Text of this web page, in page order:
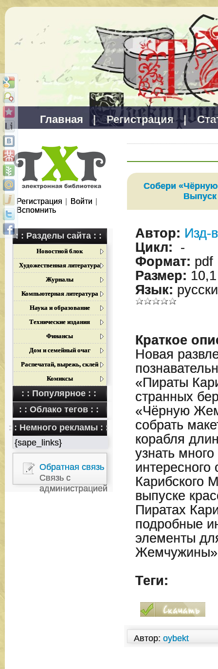
Главная | Регистрация |
Регистрация Войти
Вспомнить
: : Разделы сайта : :
Новостной блок
Художественная литература
Журналы
Компьютерная литература
Наука и образование
Технические издания
Финансы
Дом и семейный очаг
Распечатай, вырежь, склей
Комиксы
: : Популярное : :
: : Облако тегов : :
: : Немного рекламы : :
{sape_links}
Обратная связь
Связь с
администрацией
Собери
Автор: Изд-
Цикл: -
Формат: pdf
Размер:
Язык:
Краткое
Новая
«Пираты
странных
«Чёрную
собрать
корабля
узнать
интересного
Карибского
выпуске
Пиратах
подробные
элементы
Теги:
Автор: oybekt